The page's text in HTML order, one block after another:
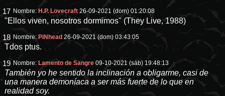
17 Nombre: H.P. Lovecraft 26-09-2021 (dom) 01:20:08
"Ellos viven, nosotros dormimos" (They Live, 1988)
18 Nombre: PiNhead 26-09-2021 (dom) 03:43:05
Tdos ptus.
19 Nombre: Lamento de Sangre 09-10-2021 (sáb) 19:48:13
También yo he sentido la inclinación a obligarme, casi de
una manera demoníaca a ser más fuerte de lo que en
realidad soy.